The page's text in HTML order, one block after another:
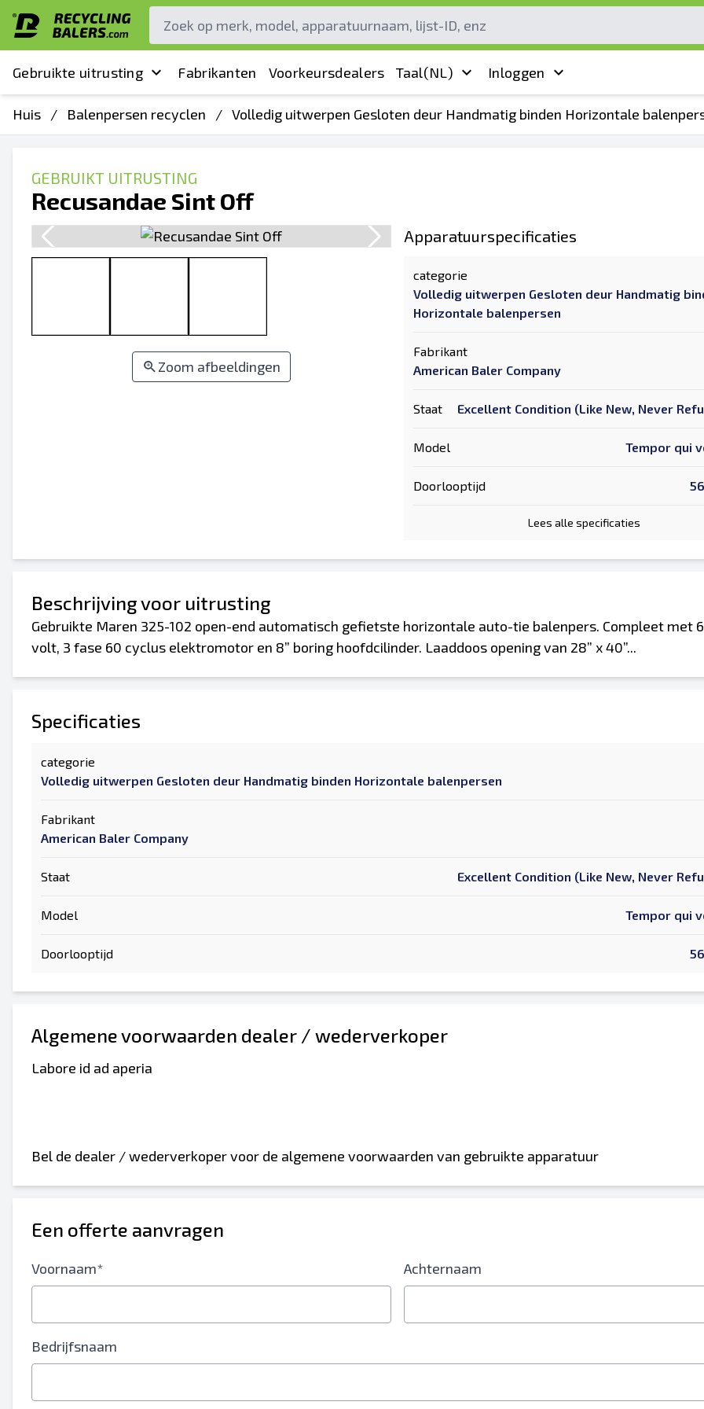
Gebruikte uitrusting Fabrikanten Voorkeursdealers Taal(NL) Inloggen
Huis / Balenpersen recyclen / Volledig uitwerpen Gesloten deur Handmatig binden Horizontale
GEBRUIKT UITRUSTING
Recusandae Sint Off
Zoom afbeeldingen
Apparatuurspecificaties
categorie
Volledig uitwerpen Gesloten deur Handmatig
Horizontale balenpersen
Fabrikant
American Baler Company
Staat Excellent Condition (Like New, Never
Model Tempor qui
Doorlooptijd
Lees alle specificaties
Beschrijving voor uitrusting
Gebruikte Maren 325-102 open-end automatisch gefietste horizontale auto-tie balenpers. Compleet met
volt, 3 fase 60 cyclus elektromotor en 8” boring hoofdcilinder. Laaddoos opening van 28” x 40”...
Specificaties
categorie
Volledig uitwerpen Gesloten deur Handmatig binden Horizontale balenpersen
Fabrikant
American Baler Company
Staat Excellent Condition (Like New, Never
Model Tempor qui
Doorlooptijd
Algemene voorwaarden dealer / wederverkoper
Labore id ad aperia
Bel de dealer / wederverkoper voor de algemene voorwaarden van gebruikte apparatuur
Een offerte aanvragen
Voornaam* Achternaam
Bedrijfsnaam